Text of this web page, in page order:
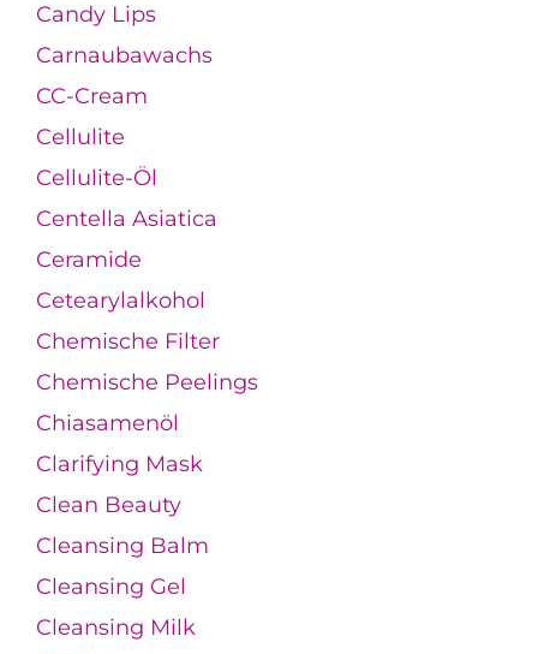
Candy Lips
Carnaubawachs
CC-Cream
Cellulite
Cellulite-Öl
Centella Asiatica
Ceramide
Cetearylalkohol
Chemische Filter
Chemische Peelings
Chiasamenöl
Clarifying Mask
Clean Beauty
Cleansing Balm
Cleansing Gel
Cleansing Milk